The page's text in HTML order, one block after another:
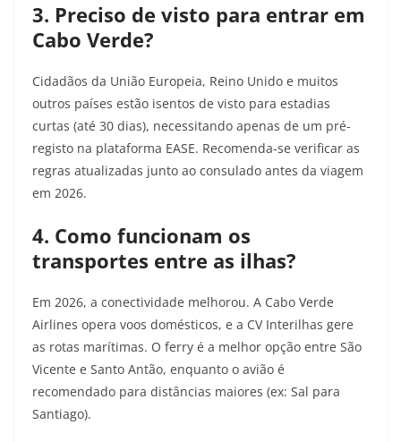
3. Preciso de visto para entrar em
Cabo Verde?
Cidadãos da União Europeia, Reino Unido e muitos
outros países estão isentos de visto para estadias
curtas (até 30 dias), necessitando apenas de um pré-
registo na plataforma EASE. Recomenda-se verificar as
regras atualizadas junto ao consulado antes da viagem
em 2026.
4. Como funcionam os
transportes entre as ilhas?
Em 2026, a conectividade melhorou. A Cabo Verde
Airlines opera voos domésticos, e a CV Interilhas gere
as rotas marítimas. O ferry é a melhor opção entre São
Vicente e Santo Antão, enquanto o avião é
recomendado para distâncias maiores (ex: Sal para
Santiago).